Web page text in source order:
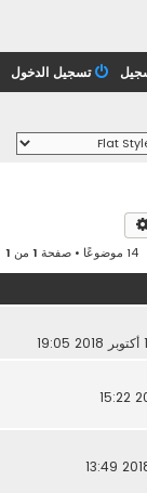
تسجيل الدخول
14 موضوعًا • صفحة 1 من 1